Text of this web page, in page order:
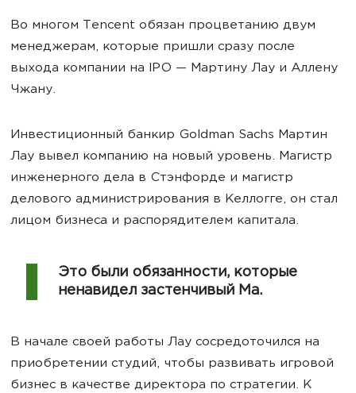
Во многом Tencent обязан процветанию двум
менеджерам, которые пришли сразу после
выхода компании на IPO — Мартину Лау и Аллену
Чжану.
Инвестиционный банкир Goldman Sachs Мартин
Лау вывел компанию на новый уровень. Магистр
инженерного дела в Стэнфорде и магистр
делового администрирования в Келлогге, он стал
лицом бизнеса и распорядителем капитала.
Это были обязанности, которые
ненавидел застенчивый Ма.
В начале своей работы Лау сосредоточился на
приобретении студий, чтобы развивать игровой
бизнес в качестве директора по стратегии. К